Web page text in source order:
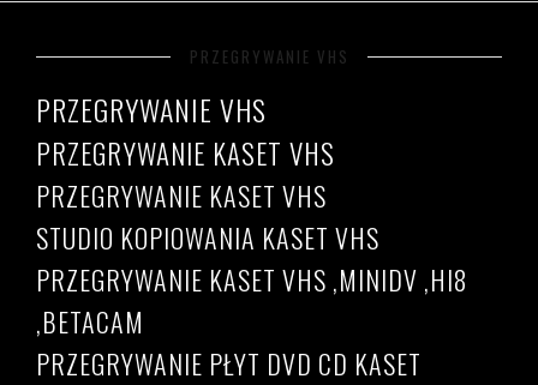
PRZEGRYWANIE VHS
PRZEGRYWANIE VHS
PRZEGRYWANIE KASET VHS
PRZEGRYWANIE KASET VHS
STUDIO KOPIOWANIA KASET VHS
PRZEGRYWANIE KASET VHS ,MINIDV ,HI8
,BETACAM
PRZEGRYWANIE PŁYT DVD CD KASET